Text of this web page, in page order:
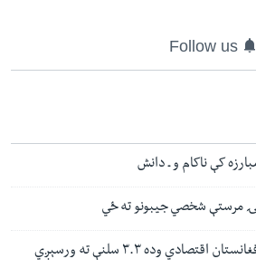
Follow us
کې ناکام و ـ دانش
مرستې شخصي جیبونو ته ځي